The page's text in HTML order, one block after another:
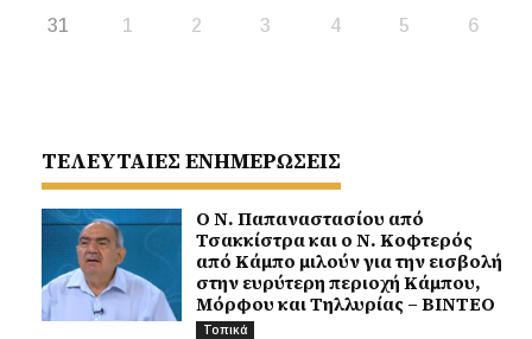
31 1 2 3 4 5 6
ΤΕΛΕΥΤΑΙΕΣ ΕΝΗΜΕΡΩΣΕΙΣ
Ο Ν. Παπαναστασίου από
Τσακκίστρα και ο Ν. Κοφτερός
από Κάμπο μιλούν για την εισβολή
στην ευρύτερη περιοχή Κάμπου,
Μόρφου και Τηλλυρίας – ΒΙΝΤΕΟ
Τοπικά